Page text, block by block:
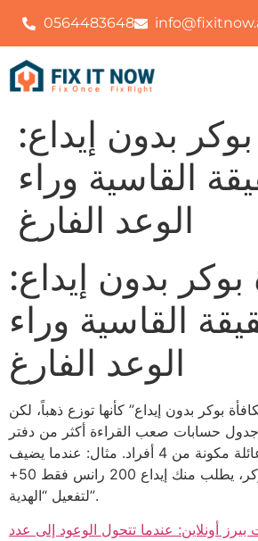
0564483648
بدون إيداع:
القاسية وراء
الوعد الفارغ
بوكر بدون إيداع:
القاسية وراء
الوعد الفارغ
بوكر بدون إيداع” كأنها توزع ذهباً، لكن
حسابات صعب القراءة أكثر من دفتر
ميزانيات عائلة مكونة من 4 أفراد. مثال: عندما يضيف Bet365
+50 رانس للعب البوكر، يطلب منك إيداع 200 رانس فقط
لتفعيل “الهدية”.
أونلاين: عندما تتحول الوعود إلى عدد